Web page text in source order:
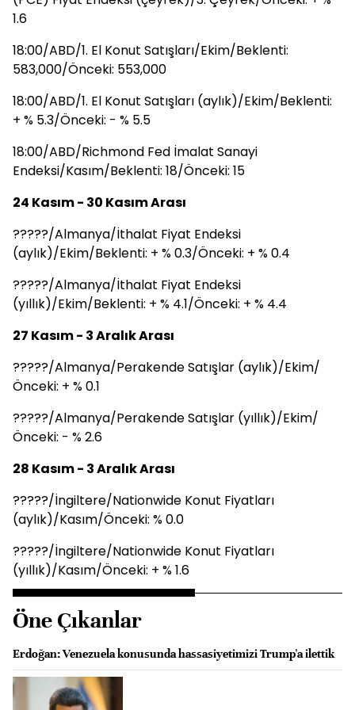
1.6
18:00/ABD/1. El Konut Satışları/Ekim/Beklenti:
583,000/Önceki: 553,000
18:00/ABD/1. El Konut Satışları (aylık)/Ekim/Beklenti:
+ % 5.3/Önceki: - % 5.5
18:00/ABD/Richmond Fed İmalat Sanayi
Endeksi/Kasım/Beklenti: 18/Önceki: 15
24 Kasım - 30 Kasım Arası
?????/Almanya/İthalat Fiyat Endeksi
(aylık)/Ekim/Beklenti: + % 0.3/Önceki: + % 0.4
?????/Almanya/İthalat Fiyat Endeksi
(yıllık)/Ekim/Beklenti: + % 4.1/Önceki: + % 4.4
27 Kasım - 3 Aralık Arası
?????/Almanya/Perakende Satışlar (aylık)/Ekim/
Önceki: + % 0.1
?????/Almanya/Perakende Satışlar (yıllık)/Ekim/
Önceki: - % 2.6
28 Kasım - 3 Aralık Arası
?????/İngiltere/Nationwide Konut Fiyatları
(aylık)/Kasım/Önceki: % 0.0
?????/İngiltere/Nationwide Konut Fiyatları
(yıllık)/Kasım/Önceki: + % 1.6
Öne Çıkanlar
Erdoğan: Venezuela konusunda hassasiyetimizi Trump'a ilettik